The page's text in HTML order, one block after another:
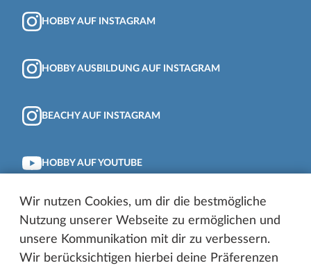
Wir nutzen Cookies, um dir die bestmögliche
Nutzung unserer Webseite zu ermöglichen und
unsere Kommunikation mit dir zu verbessern.
Wir berücksichtigen hierbei deine Präferenzen
HOBBY AUF INSTAGRAM
HOBBY AUSBILDUNG AUF INSTAGRAM
BEACHY AUF INSTAGRAM
HOBBY AUF YOUTUBE
BEACHY AUF YOUTUBE
HOBBY AUF LINKEDIN